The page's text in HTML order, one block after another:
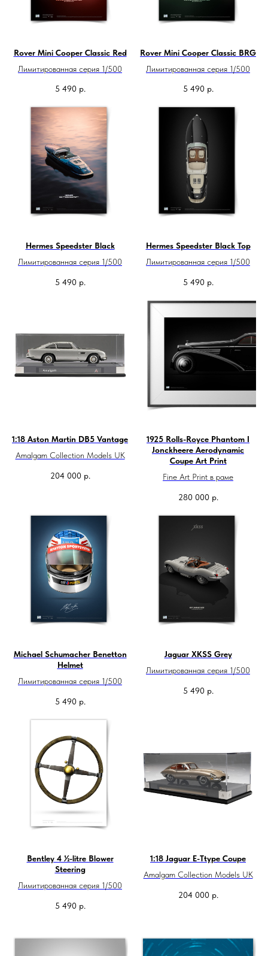
Rover Mini Cooper Classic Red
Лимитированная серия 1/500
5 490 р.
Rover Mini Cooper Classic BRG
Лимитированная серия 1/500
5 490 р.
Hermes Speedster Black
Лимитированная серия 1/500
5 490 р.
Hermes Speedster Black Top
Лимитированная серия 1/500
5 490 р.
1:18 Aston Martin DB5 Vantage
Amalgam Collection Models UK
204 000 р.
1925 Rolls-Royce Phantom I
Jonckheere Aerodynamic
Coupe Art Print
Fine Art Print в раме
280 000 р.
Michael Schumacher Benetton
Helmet
Лимитированная серия 1/500
5 490 р.
Jaguar XKSS Grey
Лимитированная серия 1/500
5 490 р.
Bentley 4 ½-litre Blower
Steering
Лимитированная серия 1/500
5 490 р.
1:18 Jaguar E-Ttype Coupe
Amalgam Collection Models UK
204 000 р.